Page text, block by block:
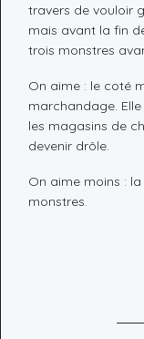
travers de vouloir
mais avant la fin
trois monstres
On aime : le coté
marchandage.
les magasins de
devenir drôle.
On aime moins :
monstres.